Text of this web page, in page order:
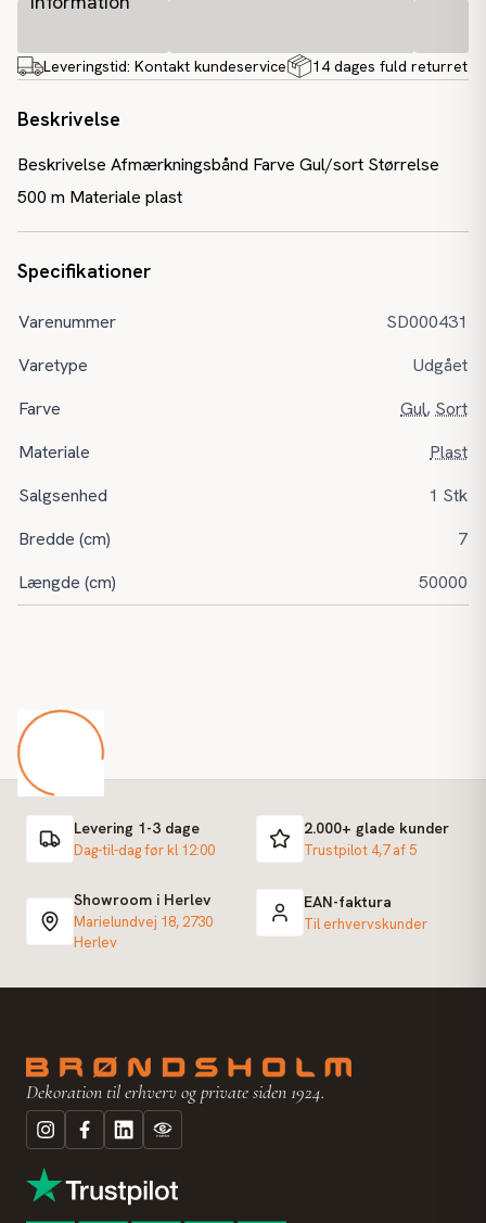
Leveringstid: Kontakt kundeservice 14 dages fuld returret
Beskrivelse
Beskrivelse Afmærkningsbånd Farve Gul/sort Størrelse
500 m Materiale plast
Specifikationer
Varenummer
SD000431
Varetype
Udgået
Farve
Gul, Sort
Materiale
Plast
Salgsenhed
1 Stk
Bredde (cm)
7
Længde (cm)
50000
Levering 1-3 dage
Dag-til-dag før kl 12:00
2.000+ glade kunder
Trustpilot 4,7 af 5
Showroom i Herlev
Marielundvej 18, 2730
Herlev
EAN-faktura
Til erhvervskunder
Dekoration til erhverv og private siden 1924.